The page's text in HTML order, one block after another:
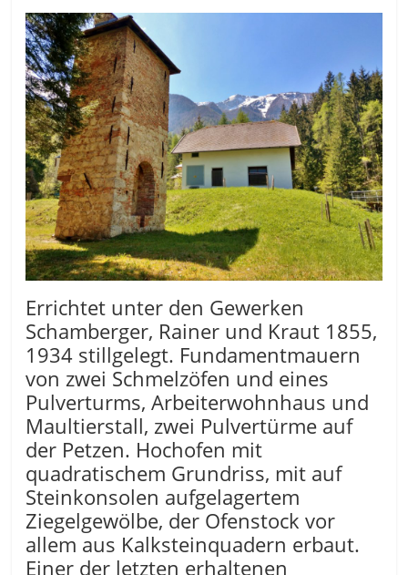
Errichtet unter den Gewerken
Schamberger, Rainer und Kraut 1855,
1934 stillgelegt. Fundamentmauern
von zwei Schmelzöfen und eines
Pulverturms, Arbeiterwohnhaus und
Maultierstall, zwei Pulvertürme auf
der Petzen. Hochofen mit
quadratischem Grundriss, mit auf
Steinkonsolen aufgelagertem
Ziegelgewölbe, der Ofenstock vor
allem aus Kalksteinquadern erbaut.
Einer der letzten erhaltenen